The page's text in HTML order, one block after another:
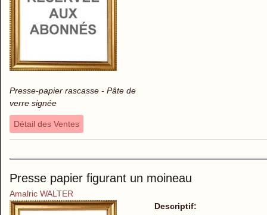
Presse-papier rascasse - Pâte de
verre signée
Détail des Ventes
Presse papier figurant un moineau
Amalric WALTER
Descriptif: